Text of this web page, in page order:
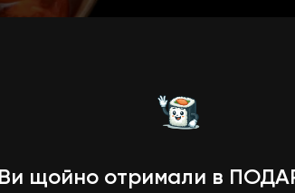
10%
Ви щойно отримали в